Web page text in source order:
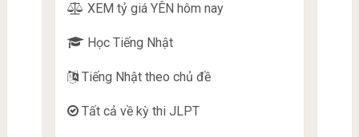
XEM tỷ giá YÊN hôm nay
Học Tiếng Nhật
Tiếng Nhật theo chủ đề
Tất cả về kỳ thi JLPT